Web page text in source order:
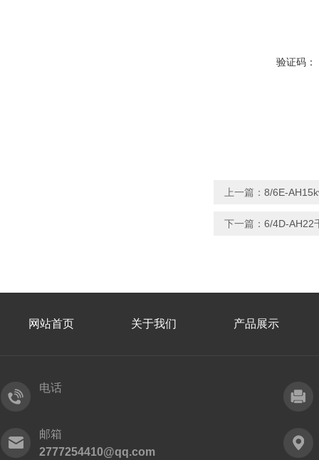
验证码：
上一篇： 8/6E-
下一篇： 6/4D-AH22
网站首页 关于我们 产品展示
电话
邮箱
2777254410@qq.com